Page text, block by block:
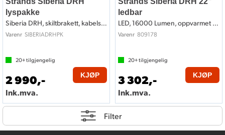
lyspakke
Siberia DRH, skiltbrakett, kabelsett
Varenr SIBERIADRHPK
20+tilgjengelig
2 990,-
Ink.mva.
KJØP
ledbar
LED, 16000 Lumen, oppvarmet linse
Varenr 809178
20+tilgjengelig
3 302,-
Ink.mva.
KJØP
Filter